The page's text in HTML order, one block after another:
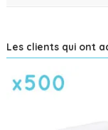
Les clients qui ont